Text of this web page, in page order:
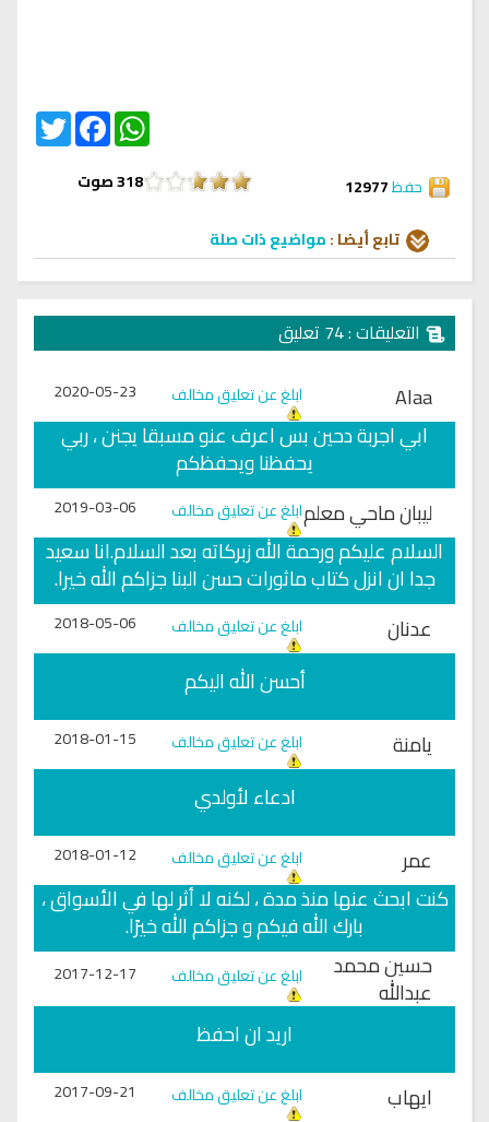
Twitter
FacebookWhatsApp
318صوت حفظ12977
تابع أيضا :مواضيع ذات صلة
التعليقات : 74 تعليق
Alaa ابلغ عن تعليق مخالف 2020-05-23
ابي اجربة دحين بس اعرف عنو مسبقا يجنن ، ربي
يحفظنا ويحفظكم
ليبان ماحي معلمابلغ عن تعليق مخالف 2019-03-06
السلام عليكم ورحمة الله زبركاته بعد السلام.انا سعيد
جدا ان انزل كتاب ماثورات حسن البنا جزاكم الله خيرا.
عدنان
ابلغ عن تعليق مخالف 2018-05-06
أحسن الله اليكم
يامنة
ابلغ عن تعليق مخالف 2018-01-15
ادعاء لأولدي
عمر
ابلغ عن تعليق مخالف 2018-01-12
كنت ابحث عنها منذ مدة ، لكنه لا أثر لها في الأسواق ،
بارك الله فيكم و جزاكم الله خيرًا.
حسين محمد
عبدالله ابلغ عن تعليق مخالف 2017-12-17
اريد ان احفظ
ايهاب
ابلغ عن تعليق مخالف 2017-09-21